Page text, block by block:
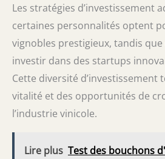
Les stratégies d’investissement
certaines personnalités optent
vignobles prestigieux, tandis
investir dans des startups
Cette diversité d’investissement
vitalité et des opportunités de
l’industrie vinicole.
Lire plus Test des bouchons